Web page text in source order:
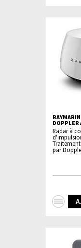
DOPPLER
Radar à
par